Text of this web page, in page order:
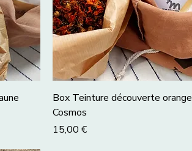
Box Teinture découverte orange
Cosmos
Prix
15,00 €